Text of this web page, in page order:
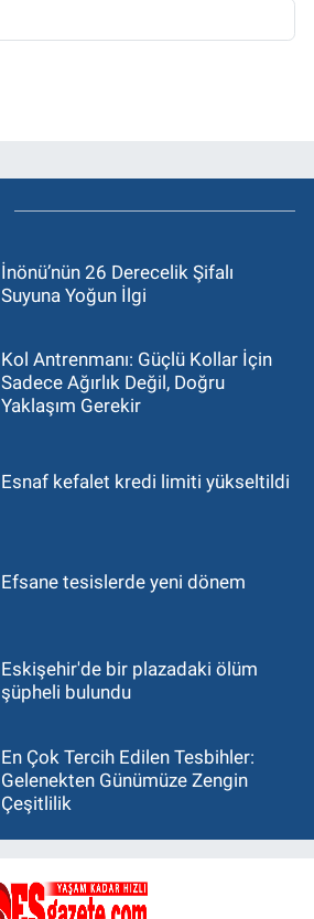
İnönü’nün 26 Derecelik Şifalı
Suyuna Yoğun İlgi
Kol Antrenmanı: Güçlü Kollar İçin
Sadece Ağırlık Değil, Doğru
Yaklaşım Gerekir
Esnaf kefalet kredi limiti yükseltildi
Efsane tesislerde yeni dönem
Eskişehir'de bir plazadaki ölüm
şüpheli bulundu
En Çok Tercih Edilen Tesbihler:
Gelenekten Günümüze Zengin
Çeşitlilik